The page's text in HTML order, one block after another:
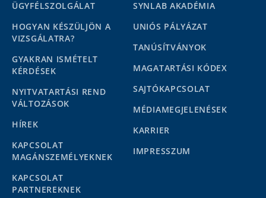
ÜGYFÉLSZOLGÁLAT
HOGYAN KÉSZÜLJÖN A
VIZSGÁLATRA?
GYAKRAN ISMÉTELT
KÉRDÉSEK
NYITVATARTÁSI REND
VÁLTOZÁSOK
HÍREK
KAPCSOLAT
MAGÁNSZEMÉLYEKNEK
KAPCSOLAT
PARTNEREKNEK
SYNLAB AKADÉMIA
UNIÓS PÁLYÁZAT
TANÚSÍTVÁNYOK
MAGATARTÁSI KÓDEX
SAJTÓKAPCSOLAT
MÉDIAMEGJELENÉSEK
KARRIER
IMPRESSZUM